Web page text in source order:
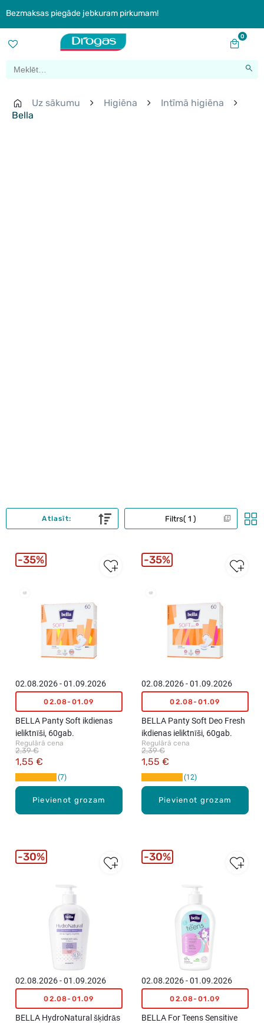
Bezmaksas piegāde jebkuram pirkumam!
0
Uz sākumu Higiēna
Intīmā higiēna
Bella
Filtrs 1
Atlasīt:
Pievienot grozam
02.08.2026 - 01.09.2026
02.08-01.09
BELLA Panty Soft ikdienas
ieliktnīši, 60gab.
Regulārā cena
1,55 €
2,39 €
7
35%
Pievienot grozam
02.08.2026 - 01.09.2026
02.08-01.09
BELLA Panty Soft Deo Fresh
ikdienas ieliktnīši, 60gab.
Regulārā cena
1,55 €
2,39 €
12
35%
02.08.2026 - 01.09.2026
02.08-01.09
BELLA HydroNatural šķidrās
30%
02.08.2026 - 01.09.2026
02.08-01.09
BELLA For Teens Sensitive
30%